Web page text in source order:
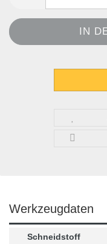
Werkzeugdaten
Schneidstoff